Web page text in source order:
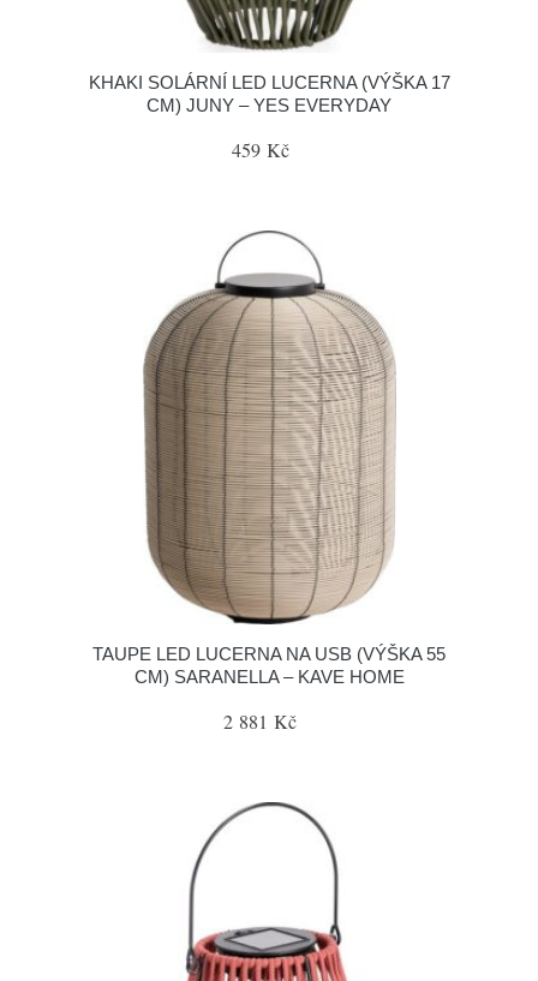
KHAKI SOLÁRNÍ LED LUCERNA (VÝŠKA 17
CM) JUNY – YES EVERYDAY
459 Kč
TAUPE LED LUCERNA NA USB (VÝŠKA 55
CM) SARANELLA – KAVE HOME
2 881 Kč